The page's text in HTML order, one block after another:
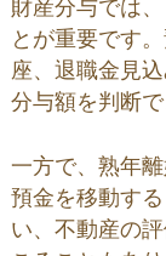
財産分与では
とが重要です
座、退職金見
分与額を判断で
一方で、熟年
預金を移動す
い、不動産の